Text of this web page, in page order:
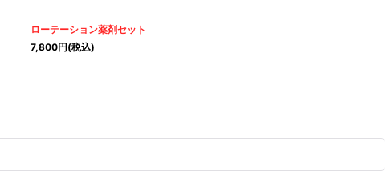
ローテーション薬剤セット
7,800円(税込)